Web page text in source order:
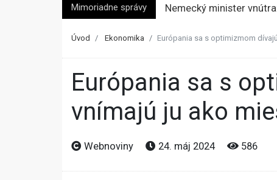
Mimoriadne správy
Nemecký minister
Po útoku nožnicami
Úvod Ekonomika Európania sa s optimizmom
Európania sa s optimizmom dívajú na budúcnosť Únie,
vnímajú ju ako
Webnoviny 24. máj 2024 586